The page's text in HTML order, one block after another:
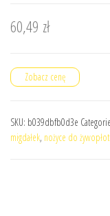
60,49 zł
Zobacz cenę
SKU: b039dbfb0d3e
migdałek, nożyce do